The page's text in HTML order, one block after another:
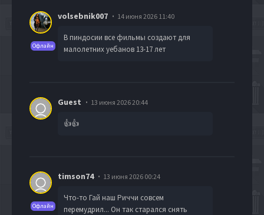
Офлайн
volsebnik007 14 июня 2026 11:40
В пиндосии все фильмы создают для
малолетних уебанов 13-17 лет
Guest 13 июня 2026 20:44
👍👍
Офлайн
timson74 13 июня 2026 00:24
Что-то Гай наш Риччи совсем
перемудрил... Он так старался снять